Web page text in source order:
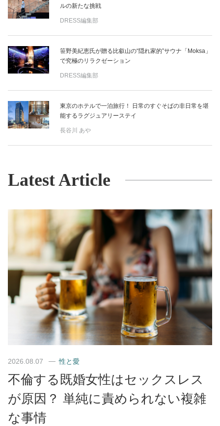
ルの新たな挑戦
DRESS編集部
笹野美紀恵氏が贈る比叡山の“隠れ家的”サウナ「Moksa」
で究極のリラクゼーション
DRESS編集部
東京のホテルで一泊旅行！ 日常のすぐそばの非日常を堪
能するラグジュアリーステイ
長谷川 あや
Latest Article
2026.08.07 性と愛
不倫する既婚女性はセックスレス
が原因？ 単純に責められない複雑
な事情